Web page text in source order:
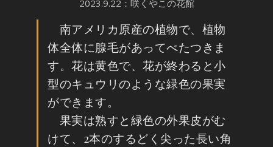
2023.9.22：咲くやこの花館
南アメリカ原産の植物で、植物
体全体に腺毛があってべたつきま
す。花は黄色で、花が終わると小
型のキュウリのような緑色の果実
ができます。
果実は熟すと緑色の外果皮がむ
けて、2本のするどく尖った長い角